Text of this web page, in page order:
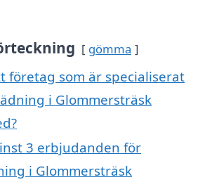
gömma
företag som är specialiserat
i Glommersträsk
3 erbjudanden för
i Glommersträsk